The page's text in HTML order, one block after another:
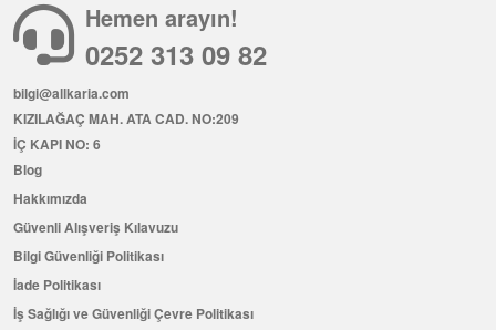
Hemen arayın!
0252 313 09 82
bilgi@allkaria.com
KIZILAĞAÇ MAH. ATA CAD. NO:209
İÇ KAPI NO: 6
Blog
Hakkımızda
Güvenli Alışveriş Kılavuzu
Bilgi Güvenliği Politikası
İade Politikası
İş Sağlığı ve Güvenliği Çevre Politikası